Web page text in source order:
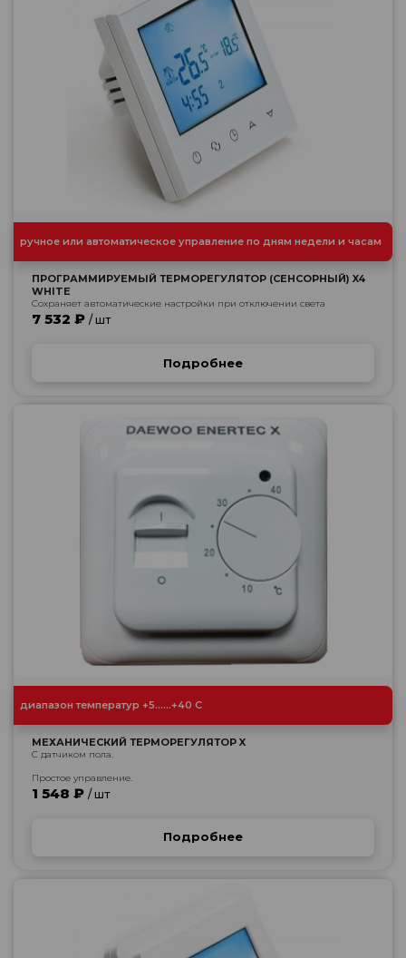
ручное или автоматическое управление по дням недели и часам
ПРОГРАММИРУЕМЫЙ ТЕРМОРЕГУЛЯТОР (СЕНСОРНЫЙ) X4
WHITE
Сохраняет автоматические настройки при отключении света
7 532 ₽ / шт
Подробнее
диапазон температур +5......+40 С
МЕХАНИЧЕСКИЙ ТЕРМОРЕГУЛЯТОР X
С датчиком пола.
Простое управление.
1 548 ₽ / шт
Подробнее